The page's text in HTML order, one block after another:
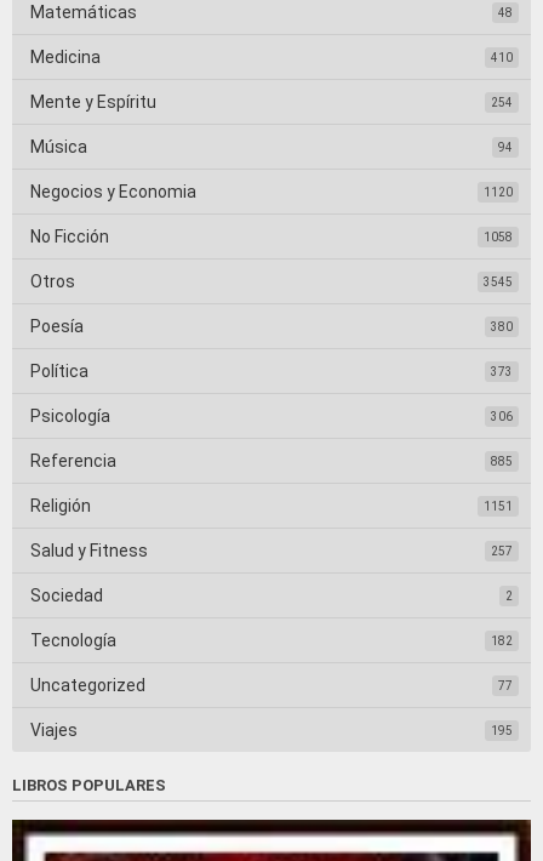
Matemáticas 48
Medicina 410
Mente y Espíritu 254
Música 94
Negocios y Economia 1120
No Ficción 1058
Otros 3545
Poesía 380
Política 373
Psicología 306
Referencia 885
Religión 1151
Salud y Fitness 257
Sociedad 2
Tecnología 182
Uncategorized 77
Viajes 195
LIBROS POPULARES